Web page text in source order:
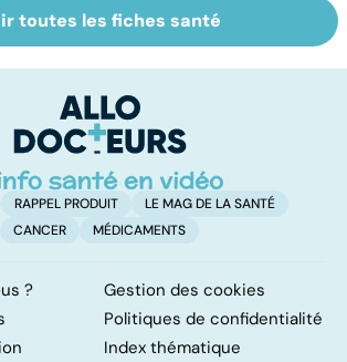
Le sperme : son
odeur, sa couleur,
toutes les fiches santé
RAPPEL PRODUIT
LE MAG DE LA SANTÉ
CANCER
MÉDICAMENTS
?
Gestion des cookies
Politiques de confidentialité
Index thématique